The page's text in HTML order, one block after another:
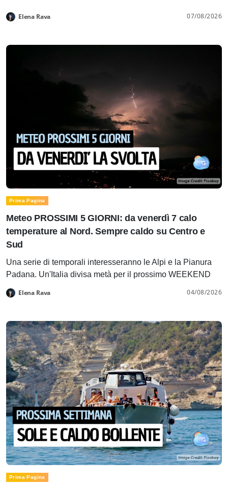
Elena Rava 07/08/2026
Prima Pagina
Meteo PROSSIMI 5 GIORNI: da venerdì 7 calo
temperature al Nord. Sempre caldo su Centro e
Sud
Una serie di temporali interesseranno le Alpi e la Pianura
Padana. Un'Italia divisa metà per il prossimo WEEKEND
Elena Rava 04/08/2026
Prima Pagina